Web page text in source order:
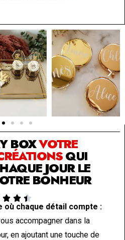
LUXURY BOX & CO
BOXVOTRE
QUI
JOUR LE
BONHEUR
  
où chaque détail compte :
accompagner dans la
en ajoutant une touche de